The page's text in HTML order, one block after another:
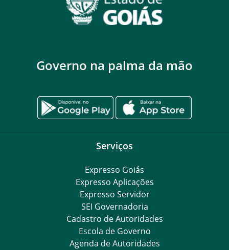
Governo na palma da mão
Serviços
Expresso Goiás
Expresso Aplicações
Expresso Servidor
SEI Governadoria
Cadastro de Autoridades
Escola de Governo
Agenda de Autoridades